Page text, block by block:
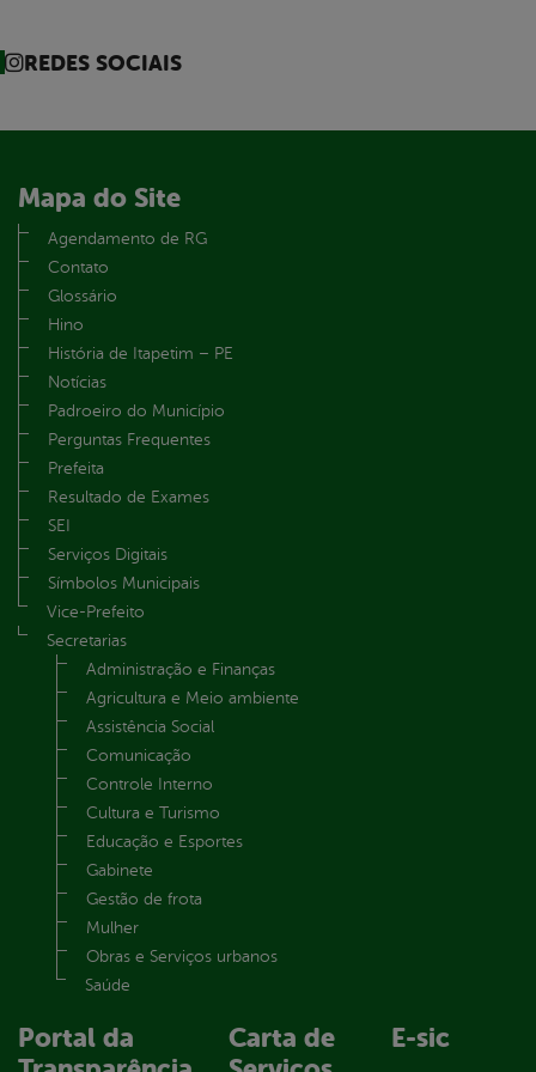
REDES SOCIAIS
Mapa do Site
Agendamento de RG
Contato
Glossário
Hino
História de Itapetim – PE
Notícias
Padroeiro do Município
Perguntas Frequentes
Prefeita
Resultado de Exames
SEI
Serviços Digitais
Símbolos Municipais
Vice-Prefeito
Secretarias
Administração e Finanças
Agricultura e Meio ambiente
Assistência Social
Comunicação
Controle Interno
Cultura e Turismo
Educação e Esportes
Gabinete
Gestão de frota
Mulher
Obras e Serviços urbanos
Saúde
Portal da
Carta de
E-sic